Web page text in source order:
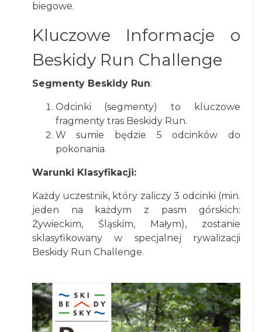
biegowe.
Kluczowe Informacje o
Beskidy Run Challenge
Segmenty Beskidy Run:
Odcinki (segmenty) to kluczowe
fragmenty tras Beskidy Run.
W sumie będzie 5 odcinków do
pokonania.
Warunki Klasyfikacji:
Każdy uczestnik, który zaliczy 3 odcinki (min.
jeden na każdym z pasm górskich:
Żywieckim, Śląskim, Małym), zostanie
sklasyfikowany w specjalnej rywalizacji
Beskidy Run Challenge.